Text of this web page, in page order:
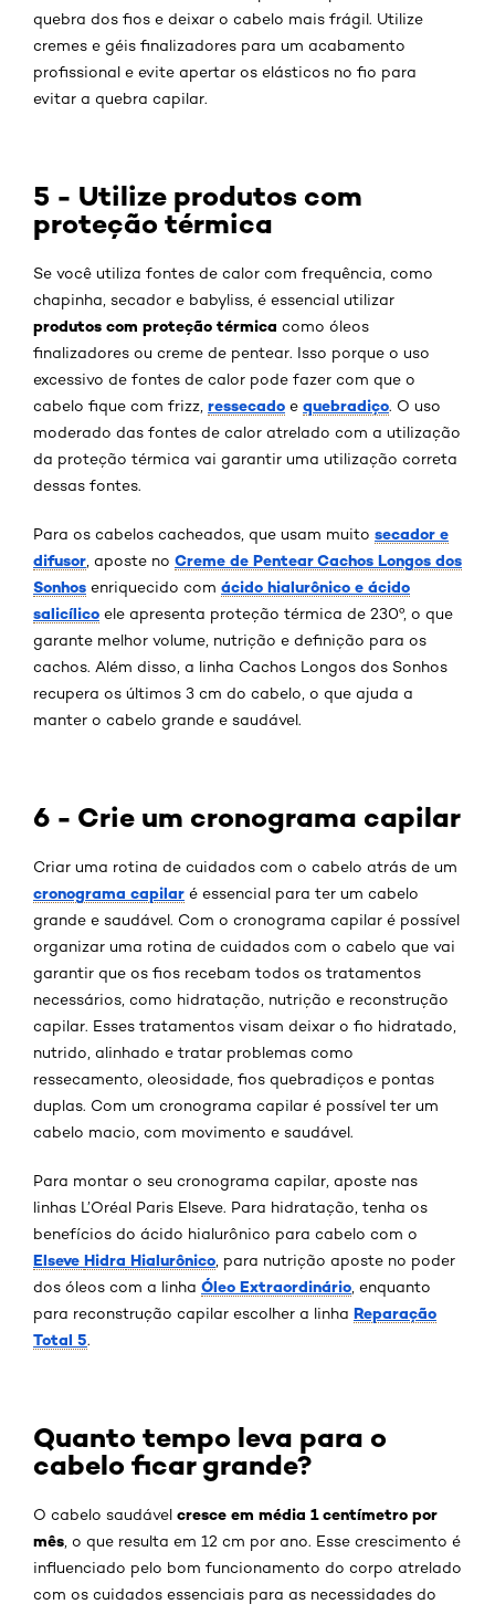
quebra dos fios e deixar o cabelo mais frágil. Utilize
cremes e géis finalizadores para um acabamento
profissional e evite apertar os elásticos no fio para
evitar a quebra capilar.
5 - Utilize produtos com
proteção térmica
Se você utiliza fontes de calor com frequência, como
chapinha, secador e babyliss, é essencial utilizar
produtos com proteção térmica como óleos
finalizadores ou creme de pentear. Isso porque o uso
excessivo de fontes de calor pode fazer com que o
cabelo fique com frizz, ressecado e quebradiço. O uso
moderado das fontes de calor atrelado com a utilização
da proteção térmica vai garantir uma utilização correta
dessas fontes.
Para os cabelos cacheados, que usam muito secador e
difusor , aposte no Creme de Pentear Cachos Longos dos
Sonhos enriquecido com ácido hialurônico e ácido
salicílico ele apresenta proteção térmica de 230º, o que
garante melhor volume, nutrição e definição para os
cachos. Além disso, a linha Cachos Longos dos Sonhos
recupera os últimos 3 cm do cabelo, o que ajuda a
manter o cabelo grande e saudável.
6 - Crie um cronograma capilar
Criar uma rotina de cuidados com o cabelo atrás de um
cronograma capilar é essencial para ter um cabelo
grande e saudável. Com o cronograma capilar é possível
organizar uma rotina de cuidados com o cabelo que vai
garantir que os fios recebam todos os tratamentos
necessários, como hidratação, nutrição e reconstrução
capilar. Esses tratamentos visam deixar o fio hidratado,
nutrido, alinhado e tratar problemas como
ressecamento, oleosidade, fios quebradiços e pontas
duplas. Com um cronograma capilar é possível ter um
cabelo macio, com movimento e saudável.
Para montar o seu cronograma capilar, aposte nas
linhas L’Oréal Paris Elseve. Para hidratação, tenha os
benefícios do ácido hialurônico para cabelo com o
Elseve Hidra Hialurônico , para nutrição aposte no poder
dos óleos com a linha Óleo Extraordinário , enquanto
para reconstrução capilar escolher a linha Reparação
Total 5.
Quanto tempo leva para o
cabelo ficar grande?
O cabelo saudável cresce em média 1 centímetro por
mês , o que resulta em 12 cm por ano. Esse crescimento é
influenciado pelo bom funcionamento do corpo atrelado
com os cuidados essenciais para as necessidades do